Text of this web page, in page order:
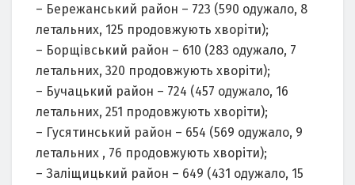
– Бережанський район – 723 (590 одужало, 8
летальних, 125 продовжують хворіти);
– Борщівський район – 610 (283 одужало, 7
летальних, 320 продовжують хворіти);
– Бучацький район – 724 (457 одужало, 16
летальних, 251 продовжують хворіти);
– Гусятинський район – 654 (569 одужало, 9
летальних , 76 продовжують хворіти);
– Заліщицький район – 649 (431 одужало, 15